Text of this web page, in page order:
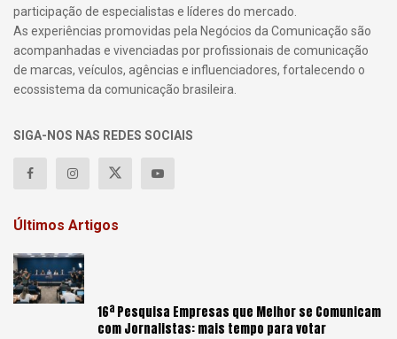
participação de especialistas e líderes do mercado.
As experiências promovidas pela Negócios da Comunicação são
acompanhadas e vivenciadas por profissionais de comunicação
de marcas, veículos, agências e influenciadores, fortalecendo o
ecossistema da comunicação brasileira.
SIGA-NOS NAS REDES SOCIAIS
Últimos Artigos
16ª Pesquisa Empresas que Melhor se Comunicam
com Jornalistas: mais tempo para votar